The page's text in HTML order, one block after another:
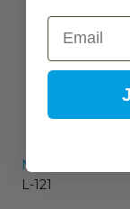
Memory
L-121
Email